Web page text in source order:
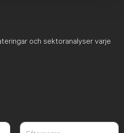
och sektoranalyser varje